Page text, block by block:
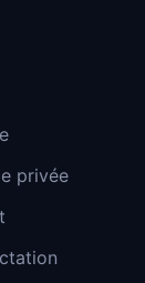
privée